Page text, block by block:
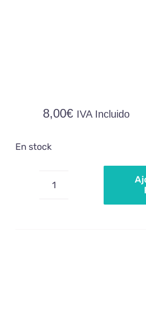
8,00€ IVA Incluido
En stock
quantité